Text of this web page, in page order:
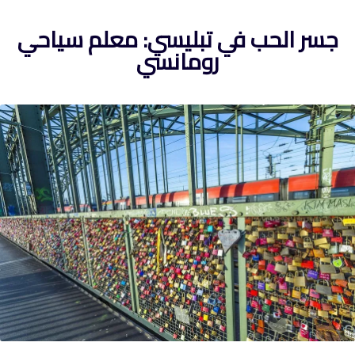
جسر الحب في تبليسي: معلم سياحي
رومانسي